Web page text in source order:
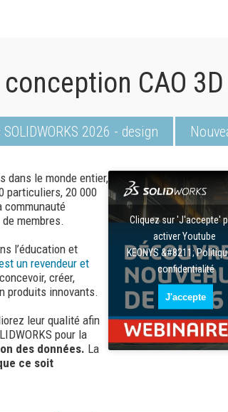
CAO 3D
2026 - design
dans le monde entier,
particuliers, 20 000
communauté
membres.
l’éducation et
un revendeur et
créer,
produits innovants.
leur qualité afin
pour la
des données. La
ce soit
Cliquez sur 'J'accepte'
activer Youtube
KEONYS &#8211;
confidentialité
J'accepte